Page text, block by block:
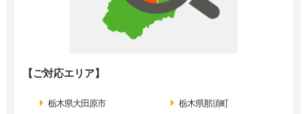
【ご対応エリア】
栃木県大田原市
栃木県那須町